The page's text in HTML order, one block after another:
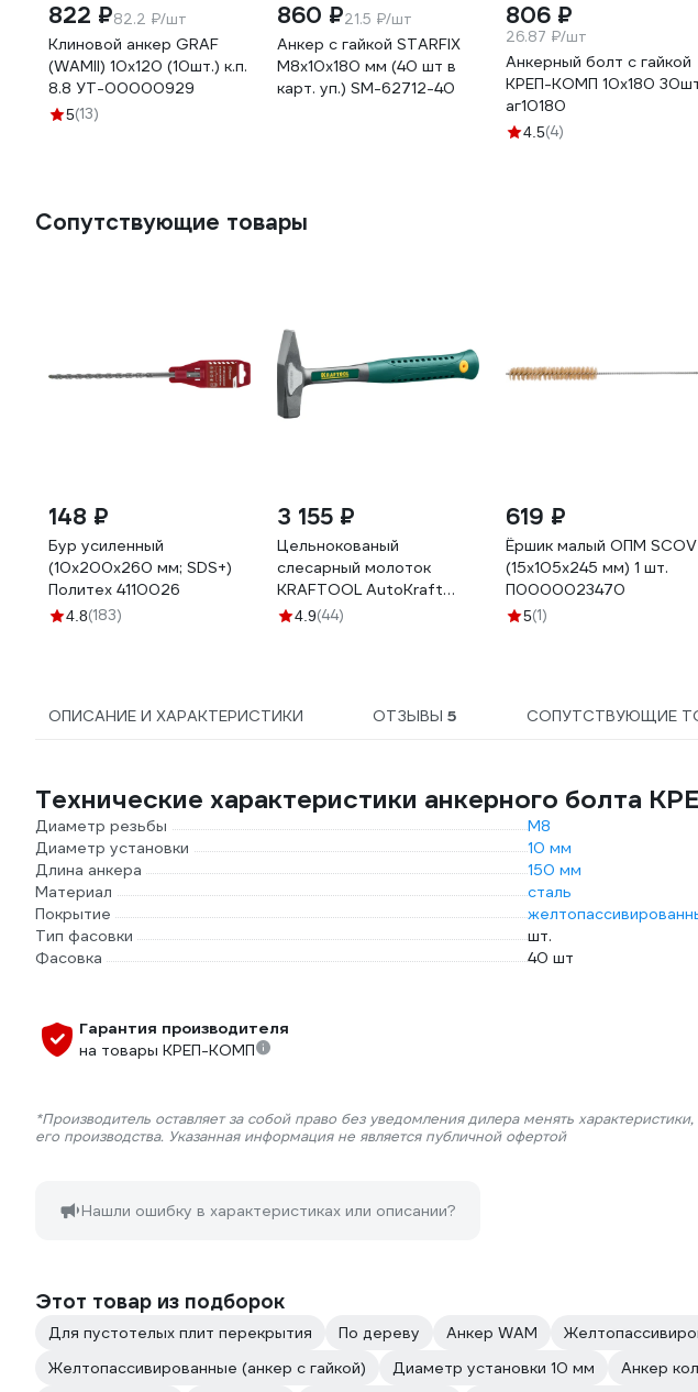
822 ₽82.2 ₽/шт
Клиновой анкер GRAF
(WAMII) 10x120 (10шт.) к.п.
8.8 УТ-00000929
5(13)
860 ₽21.5 ₽/шт
Анкер с гайкой STARFIX
М8x10x180 мм (40 шт в
карт. уп.) SM-62712-40
806 ₽
26.87 ₽/шт
Анкерный болт с гайкой
КРЕП-КОМП 10х180
аг10180
4.5(4)
Сопутствующие товары
148 ₽
Бур усиленный
(10х200х260 мм; SDS+)
Политех 4110026
4.8(183)
3 155 ₽
Цельнокованый
слесарный молоток
KRAFTOOL AutoKraft
500г 20070-05
4.9(44)
619 ₽
Ёршик малый ОПМ SCOV
(15x105x245 мм) 1 шт.
П0000023470
5(1)
ОПИСАНИЕ И ХАРАКТЕРИСТИКИ ОТЗЫВЫ5 СОПУТСТВУЮЩИЕ
Технические характеристики анкерного болта
Диаметр резьбы
М8
Диаметр установки
10 мм
Длина анкера
150 мм
Материал
сталь
Покрытие
Тип фасовки
шт.
Фасовка
40 шт
Гарантия производителя
на товары КРЕП-КОМП
*Производитель оставляет за собой право без уведомления дилера менять
его производства. Указанная информация не является публичной офертой
Нашли ошибку в характеристиках или описании?
Этот товар из подборок
Для пустотелых плит перекрытия По дереву Анкер WAM
Желтопассивированные (анкер с гайкой)
Диаметр установки 10 мм Анкер